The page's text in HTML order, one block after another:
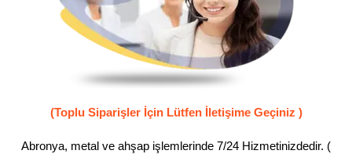
(Toplu Siparişler İçin Lütfen İletişime Geçiniz )
Abronya, metal ve ahşap işlemlerinde 7/24 Hizmetinizdedir. (